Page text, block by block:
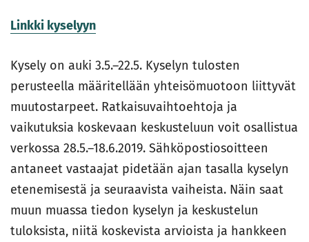
Linkki kyselyyn
Kysely on auki 3.5.–22.5. Kyselyn tulosten
perusteella määritellään yhteisömuotoon liittyvät
muutostarpeet. Ratkaisuvaihtoehtoja ja
vaikutuksia koskevaan keskusteluun voit osallistua
verkossa 28.5.–18.6.2019. Sähköpostiosoitteen
antaneet vastaajat pidetään ajan tasalla kyselyn
etenemisestä ja seuraavista vaiheista. Näin saat
muun muassa tiedon kyselyn ja keskustelun
tuloksista, niitä koskevista arvioista ja hankkeen